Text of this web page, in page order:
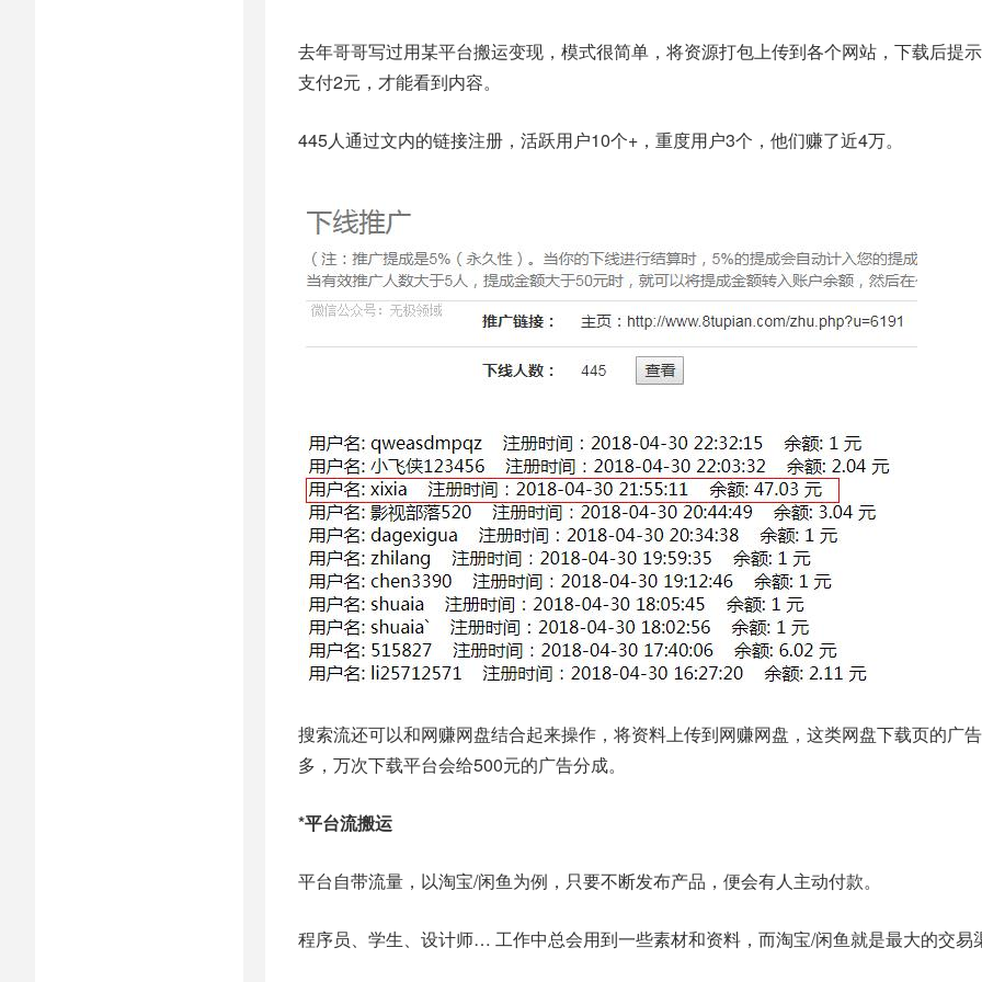
去年哥哥写过用某平台搬运变现，模式很简单，将资源打包上传到各个网站，下载后提
支付2元，才能看到内容。
445人通过文内的链接注册，活跃用户10个+，重度用户3个，他们赚了近4万。
搜索流还可以和网赚网盘结合起来操作，将资料上传到网赚网盘，这类网盘下载页的广
多，万次下载平台会给500元的广告分成。
*平台流搬运
平台自带流量，以淘宝/闲鱼为例， 只要不断发布产品，便会有人主动付款。
程序员、学生、设计师… 工作中总会用到一些素材和资料，而淘宝/闲鱼就是最大的交易